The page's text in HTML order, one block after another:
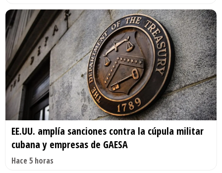
EE.UU. amplía sanciones contra la cúpula militar
cubana y empresas de GAESA
Hace 5 horas